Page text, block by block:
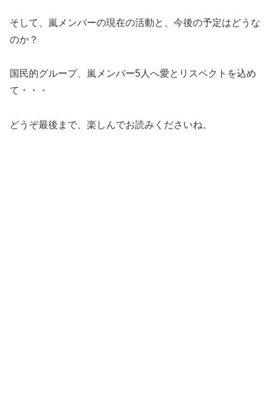
そして、嵐メンバーの現在の活動と、今後の予定はどうな
のか？
国民的グループ、嵐メンバー5人へ愛とリスペクトを込め
て・・・
どうぞ最後まで、楽しんでお読みくださいね。